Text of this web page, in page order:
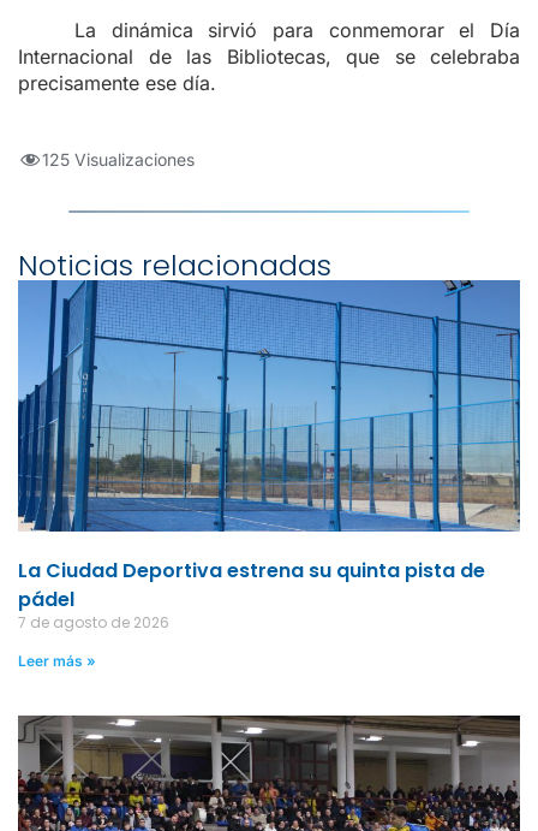
La dinámica sirvió para conmemorar el Día
Internacional de las Bibliotecas, que se celebraba
precisamente ese día.
125 Visualizaciones
Noticias relacionadas
La Ciudad Deportiva estrena su quinta pista de
pádel
7 de agosto de 2026
Leer más »